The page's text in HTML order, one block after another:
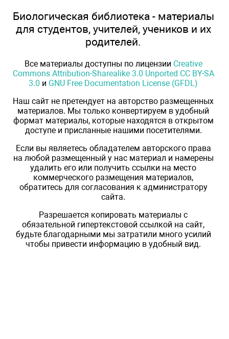
Биологическая библиотека - материалы
для студентов, учителей, учеников и их
родителей.
Все материалы доступны по лицензии Creative
Commons Attribution-Sharealike 3.0 Unported CC BY-SA
3.0 и GNU Free Documentation License (GFDL)
Наш сайт не претендует на авторство размещенных
материалов. Мы только конвертируем в удобный
формат материалы, которые находятся в открытом
доступе и присланные нашими посетителями.
Если вы являетесь обладателем авторского права
на любой размещенный у нас материал и намерены
удалить его или получить ссылки на место
коммерческого размещения материалов,
обратитесь для согласования к администратору
сайта.
Разрешается копировать материалы с
обязательной гипертекстовой ссылкой на сайт,
будьте благодарными мы затратили много усилий
чтобы привести информацию в удобный вид.